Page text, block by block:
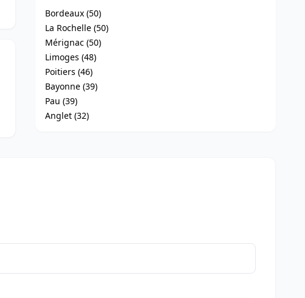
Bordeaux (50)
La Rochelle (50)
Mérignac (50)
Limoges (48)
Poitiers (46)
Bayonne (39)
Pau (39)
Anglet (32)